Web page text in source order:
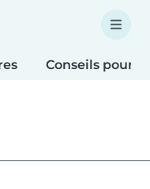
Conseils pour